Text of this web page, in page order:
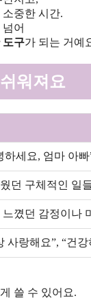
중한 시간.
어
도구가 되는 거예
워져요
하세요, 엄마 아
던 구체적인 일
느꼈던 감정이나
사랑해요”, “건
쓸 수 있어요.